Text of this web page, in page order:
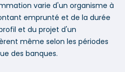
varie d'un organisme à
emprunté et de la durée
et du projet d'un
même selon les périodes
des banques.